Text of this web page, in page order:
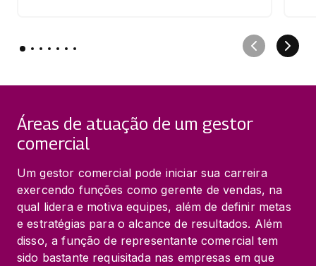
Áreas de atuação de um gestor
comercial
Um gestor comercial pode iniciar sua carreira
exercendo funções como gerente de vendas, na
qual lidera e motiva equipes, além de definir metas
e estratégias para o alcance de resultados. Além
disso, a função de representante comercial tem
sido bastante requisitada nas empresas em que